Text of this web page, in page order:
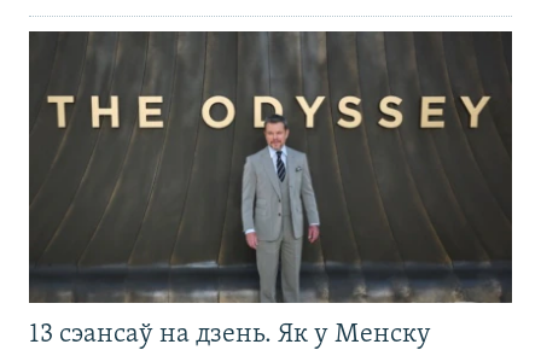
13 сэансаў на дзень. Як у Менску